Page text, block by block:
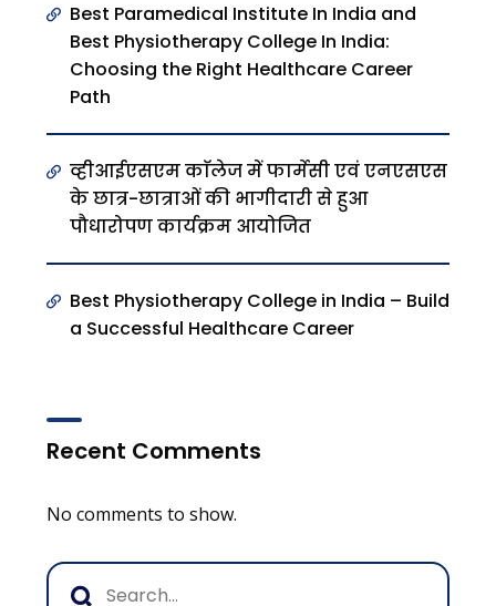
Best Paramedical Institute In India and
Best Physiotherapy College In India:
Choosing the Right Healthcare Career
Path
व्हीआईएसएम काॅलेज में फार्मेसी एवं एनएसएस
के छात्र-छात्राओं की भागीदारी से हुआ
पौधारोपण कार्यक्रम आयोजित
Best Physiotherapy College in India – Build
a Successful Healthcare Career
Recent Comments
No comments to show.